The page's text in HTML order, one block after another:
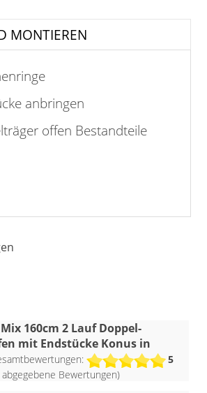
MONTIEREN
anbringen
offen Bestandteile
Mix 160cm 2 Lauf Doppel-
mit Endstücke Konus in
5
abgegebene Bewertungen)